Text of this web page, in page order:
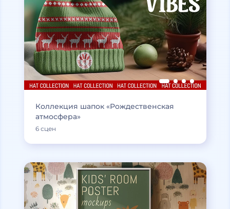
Коллекция шапок «Рождественская
атмосфера»
6 сцен